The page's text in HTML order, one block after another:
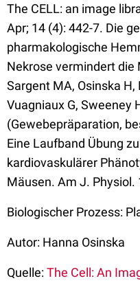
The CELL: an image
Apr; 14 (4): 442-7. Die
pharmakologische
Nekrose vermindert die
Sargent MA, Osinska H,
Vuagniaux G, Sweeney
(Gewebepräparation,
Eine Laufband Übung
kardiovaskulärer
Mäusen. Am J. Physiol.
Biologischer Prozess:
Autor: Hanna Osinska
Quelle:The Cell: An